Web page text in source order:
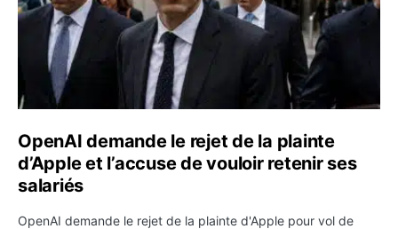
OpenAI demande le rejet de la plainte
d’Apple et l’accuse de vouloir retenir ses
salariés
OpenAI demande le rejet de la plainte d'Apple pour vol de